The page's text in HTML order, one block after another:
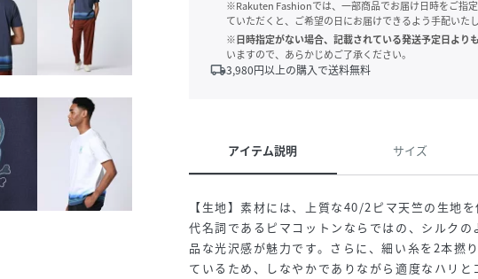
※Rakuten Fashionでは、一部商品でお届け日時をご指
ていただくと、ご希望の日にお届けできるよう手配いたし
※日時指定がない場合、記載されている発送予定日より
いますので、あらかじめご了承ください。
local_shipping3,980円以上の購入で送料無料
アイテム説明 サイズ
【生地】素材には、上質な40/2ピマ天竺の生地
代名詞であるピマコットンならではの、シルクの
品な光沢感が魅力です。さらに、細い糸を2本撚
ているため、しなやかでありながら適度なハリと